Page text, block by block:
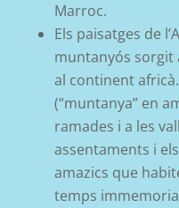
Marroc.
Els paisatges de
muntanyós sorgit
al continentafricà.
(“muntanya”en
ramades i a les
assentaments i
amazics que
temps